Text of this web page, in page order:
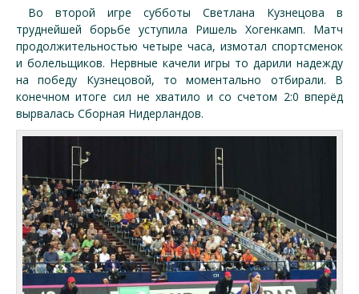
Во второй игре субботы Светлана Кузнецова в
труднейшей борьбе уступила Ришель Хогенкамп. Матч
продолжительностью четыре часа, измотал спортсменок
и болельщиков. Нервные качели игры то дарили надежду
на победу Кузнецовой, то моментально отбирали. В
конечном итоге сил не хватило и со счетом 2:0 вперёд
вырвалась Сборная Нидерландов.